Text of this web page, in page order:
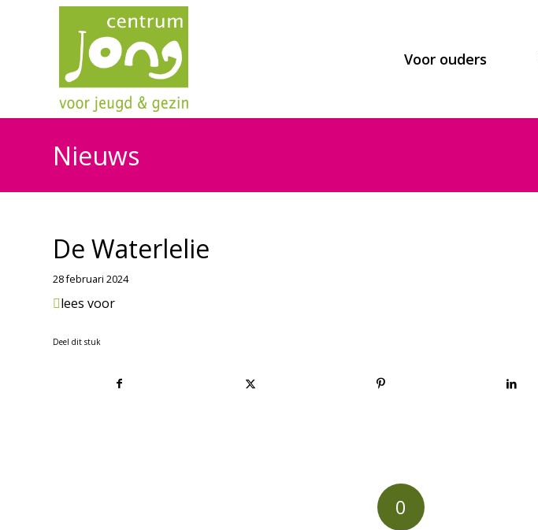
Voor ouders
Nieuws
De Waterlelie
28 februari 2024
lees voor
Deel dit stuk
0